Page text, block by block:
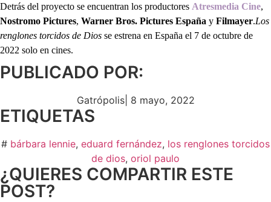
Detrás del proyecto se encuentran los productores Atresmedia Cine,
Nostromo Pictures, Warner Bros. Pictures España y Filmayer.Los
renglones torcidos de Dios se estrena en España el 7 de octubre de
2022 solo en cines.
PUBLICADO POR:
Gatrópolis| 8 mayo, 2022
ETIQUETAS
# bárbara lennie, eduard fernández, los renglones torcidos
de dios, oriol paulo
¿QUIERES COMPARTIR ESTE
POST?